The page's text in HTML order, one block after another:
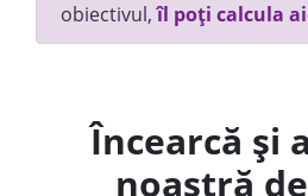
obiectivul,îl poți calcula
Încearcă și
noastră